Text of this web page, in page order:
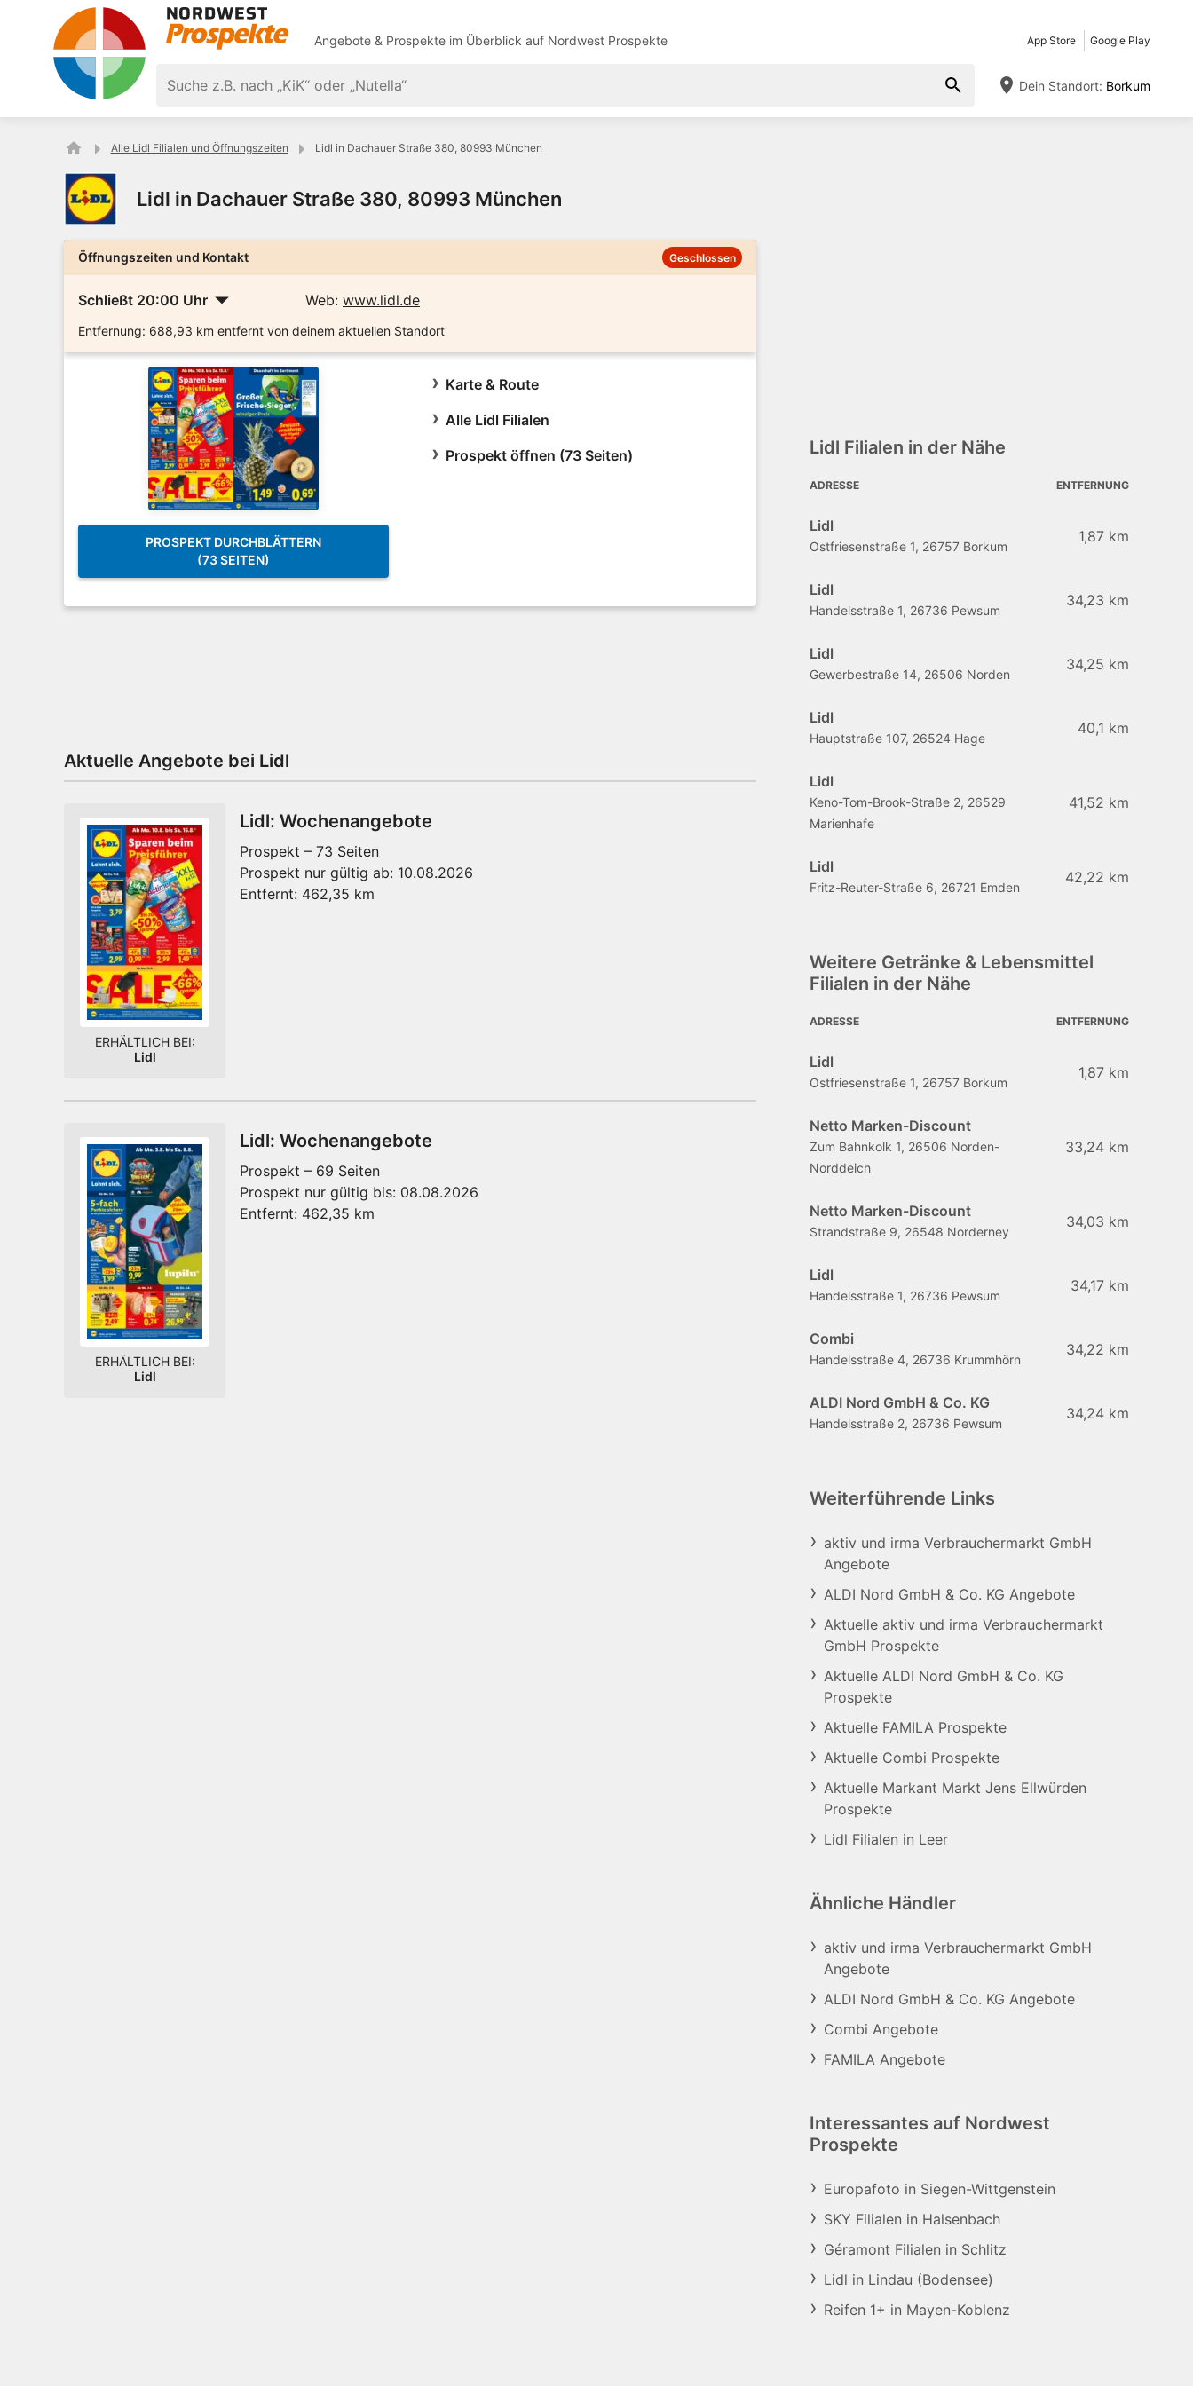
Angebote & Prospekte im Überblick auf Nordwest Prospekte App Store Google Play
Dein Standort: Borkum
Alle Lidl Filialen und Öffnungszeiten Lidl in Dachauer Straße 380, 80993 München
Lidl in Dachauer Straße 380, 80993 München
Öffnungszeiten und Kontakt Geschlossen
Schließt 20:00 Uhr Web: www.lidl.de
Entfernung: 688,93 km entfernt von deinem aktuellen Standort
PROSPEKT DURCHBLÄTTERN
(73 SEITEN)
Karte & Route
Alle Lidl Filialen
Prospekt öffnen (73 Seiten)
Aktuelle Angebote bei Lidl
Lidl: Wochenangebote
Prospekt – 73 Seiten
Prospekt nur gültig ab: 10.08.2026
Entfernt: 462,35 km
ERHÄLTLICH BEI:
Lidl
Lidl: Wochenangebote
Prospekt – 69 Seiten
Prospekt nur gültig bis: 08.08.2026
Entfernt: 462,35 km
ERHÄLTLICH BEI:
Lidl
Lidl Filialen in der Nähe
ADRESSE ENTFERNUNG
Lidl
Ostfriesenstraße 1, 26757 Borkum
1,87 km
Lidl
Handelsstraße 1, 26736 Pewsum
34,23 km
Lidl
Gewerbestraße 14, 26506 Norden
34,25 km
Lidl
Hauptstraße 107, 26524 Hage
40,1 km
Lidl
Keno-Tom-Brook-Straße 2, 26529
Marienhafe
41,52 km
Lidl
Fritz-Reuter-Straße 6, 26721 Emden
42,22 km
Weitere Getränke & Lebensmittel
Filialen in der Nähe
ADRESSE ENTFERNUNG
Lidl
Ostfriesenstraße 1, 26757 Borkum
1,87 km
Netto Marken-Discount
Zum Bahnkolk 1, 26506 Norden-
Norddeich
33,24 km
Netto Marken-Discount
Strandstraße 9, 26548 Norderney
34,03 km
Lidl
Handelsstraße 1, 26736 Pewsum
34,17 km
Combi
Handelsstraße 4, 26736 Krummhörn
34,22 km
ALDI Nord GmbH & Co. KG
Handelsstraße 2, 26736 Pewsum
34,24 km
Weiterführende Links
aktiv und irma Verbrauchermarkt GmbH
Angebote
ALDI Nord GmbH & Co. KG Angebote
Aktuelle aktiv und irma Verbrauchermarkt
GmbH Prospekte
Aktuelle ALDI Nord GmbH & Co. KG
Prospekte
Aktuelle FAMILA Prospekte
Aktuelle Combi Prospekte
Aktuelle Markant Markt Jens Ellwürden
Prospekte
Lidl Filialen in Leer
Ähnliche Händler
aktiv und irma Verbrauchermarkt GmbH
Angebote
ALDI Nord GmbH & Co. KG Angebote
Combi Angebote
FAMILA Angebote
Interessantes auf Nordwest
Prospekte
Europafoto in Siegen-Wittgenstein
SKY Filialen in Halsenbach
Géramont Filialen in Schlitz
Lidl in Lindau (Bodensee)
Reifen 1+ in Mayen-Koblenz